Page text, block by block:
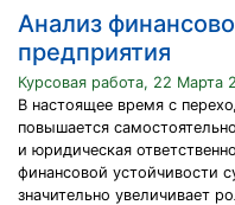
Анализ
предприятия
Курсовая работа, 22 Марта
В настоящее время с
повышается
и юридическая
финансовой устойчивости
значительно увеличивает